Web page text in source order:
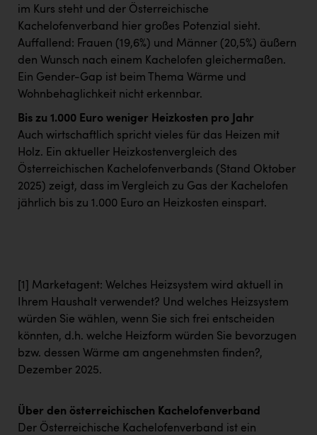
SCHMACHTL GmbH
Schwingshandl - automation technology gmbh
Seher + Partner
Smurfit Westrock Nettingsdorf
TCL
TGW Logistics
TRAILOMAT & Cycling Austria
VERITAS
Wirtschaftskammer OÖ
ZGONC
ZULuft - Zukunft Luft Austria
z.l.ö.
Wirtschaftskammer OÖ Energiehandel
im Kurs steht und der Österreichische
Kachelofenverband hier großes Potenzial sieht.
Auffallend: Frauen (19,6%) und Männer (20,5%) äußern
den Wunsch nach einem Kachelofen gleichermaßen.
Ein Gender-Gap ist beim Thema Wärme und
Wohnbehaglichkeit nicht erkennbar.
Bis zu 1.000 Euro weniger Heizkosten pro Jahr
Auch wirtschaftlich spricht vieles für das Heizen mit
Holz. Ein aktueller Heizkostenvergleich des
Österreichischen Kachelofenverbands (Stand Oktober
2025) zeigt, dass im Vergleich zu Gas der Kachelofen
jährlich bis zu 1.000 Euro an Heizkosten einspart.
[1]
Marketagent: Welches Heizsystem wird aktuell in
Ihrem Haushalt verwendet? Und welches Heizsystem
würden Sie wählen, wenn Sie sich frei entscheiden
könnten, d.h. welche Heizform würden Sie bevorzugen
bzw. dessen Wärme am angenehmsten finden?,
Dezember 2025.
Über den österreichischen Kachelofenverband
Der Österreichische Kachelofenverband ist ein